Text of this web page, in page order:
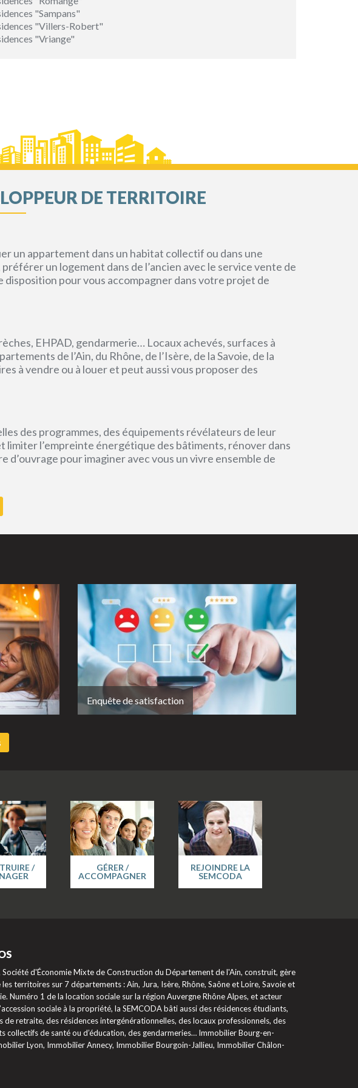
"Sampans"
"Villers-Robert"
"Vriange"
DE TERRITOIRE
un appartement dans un habitat collectif ou dans une
un logement dans de l’ancien avec le service vente de
pour vous accompagner dans votre projet de
EHPAD, gendarmerie… Locaux achevés, surfaces à
de l’Ain, du Rhône, de l’Isère, de la Savoie, de la
à vendre ou à louer et peut aussi vous proposer des
des programmes, des équipements révélateurs de leur
l’empreinte énergétique des bâtiments, rénover dans
pour imaginer avec vous un vivre ensemble de
Enquête de satisfaction
/
GÉRER /
ACCOMPAGNER
REJOINDRE LA
SEMCODA
Société d'Économie Mixte de Construction du Département de l'Ain, construit, gère
les territoires sur 7 départements : Ain, Jura, Isère, Rhône, Saône et Loire, Savoie et
Numéro 1 de la location sociale sur la région Auvergne Rhône Alpes, et acteur
sociale à la propriété, la SEMCODA bâti aussi des résidences étudiants,
de retraite, des résidences intergénérationnelles, des locaux professionnels, des
collectifs de santé ou d’éducation, des gendarmeries… Immobilier Bourg-en-
Lyon, Immobilier Annecy, Immobilier Bourgoin-Jallieu, Immobilier Châlon-